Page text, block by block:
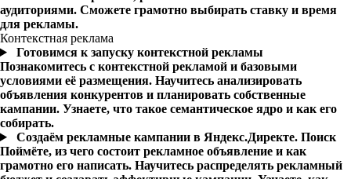
аудиториями. Сможете грамотно выбирать ставку и время
для рекламы.
Контекстная реклама
Готовимся к запуску контекстной рекламы
Познакомитесь с контекстной рекламой и базовыми
условиями её размещения. Научитесь анализировать
объявления конкурентов и планировать собственные
кампании. Узнаете, что такое семантическое ядро и как его
собирать.
Создаём рекламные кампании в Яндекс.Директе. Поиск
Поймёте, из чего состоит рекламное объявление и как
грамотно его написать. Научитесь распределять рекламный